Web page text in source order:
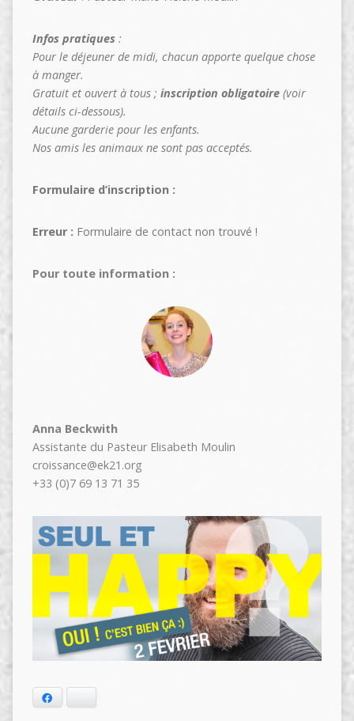
Infos pratiques:
Pour le déjeuner de midi, chacun apporte quelque chose
à manger.
Gratuit et ouvert à tous ; inscription obligatoire (voir
détails ci-dessous).
Aucune garderie pour les enfants.
Nos amis les animaux ne sont pas acceptés.
Formulaire d’inscription :
Erreur : Formulaire de contact non trouvé !
Pour toute information :
Anna Beckwith
Assistante du Pasteur Elisabeth Moulin
croissance@ek21.org
+33 (0)7 69 13 71 35